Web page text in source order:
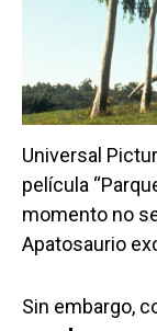
Universal
película
momento no
Apatosaurio
Sin embargo,